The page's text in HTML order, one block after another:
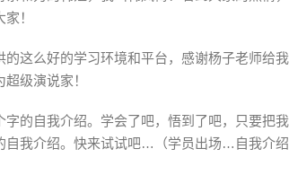
！
的这么好的学习环境和平台，感谢杨子老师给
级演说家！
字的自我介绍。学会了吧，悟到了吧，只要把
自我介绍。快来试试吧…（学员出场…自我介绍